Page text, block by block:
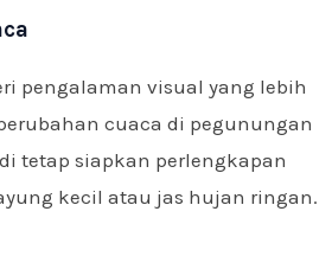
pengalaman visual yang lebih
cuaca di pegunungan
tetap siapkan perlengkapan
kecil atau jas hujan ringan.